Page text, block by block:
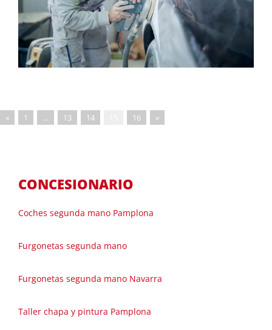
« 1 … 13 14 16 »
CONCESIONARIO
Coches segunda mano Pamplona
Furgonetas segunda mano
Furgonetas segunda mano Navarra
Taller chapa y pintura Pamplona